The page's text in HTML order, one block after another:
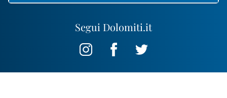
Segui Dolomiti.it